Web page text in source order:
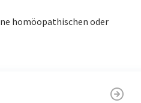
homöopathischen oder